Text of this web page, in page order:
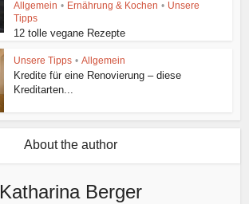
Allgemein • Ernährung & Kochen • Unsere
Tipps
12 tolle vegane Rezepte
Unsere Tipps • Allgemein
Kredite für eine Renovierung – diese
Kreditarten...
About the author
Katharina Berger